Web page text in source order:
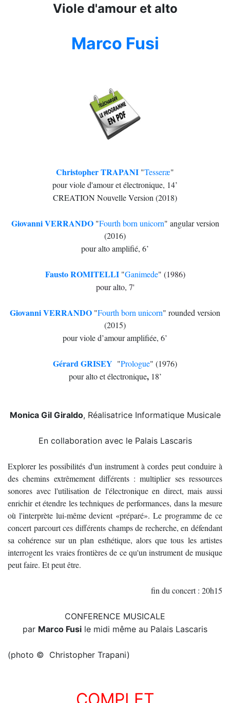
Viole d'amour et alto
Marco Fusi
Christopher TRAPANI "Tesseræ"
pour viole d'amour et électronique, 14’
CREATION Nouvelle Version (2018)
Giovanni VERRANDO "Fourth born unicorn" angular version
(2016)
pour alto amplifié, 6’
Fausto ROMITELLI "Ganimede" (1986)
pour alto, 7'
Giovanni VERRANDO "Fourth born unicorn" rounded version
(2015)
pour viole d’amour amplifiée, 6’
Gérard GRISEY "Prologue" (1976)
pour alto et électronique, 18’
Monica Gil Giraldo, Réalisatrice Informatique Musicale
En collaboration avec le Palais Lascaris
Explorer les possibilités d'un instrument à cordes peut conduire à
des chemins extrêmement différents : multiplier ses ressources
sonores avec l'utilisation de l'électronique en direct, mais aussi
enrichir et étendre les techniques de performances, dans la mesure
où l'interprète lui-même devient «préparé». Le programme de ce
concert parcourt ces différents champs de recherche, en défendant
sa cohérence sur un plan esthétique, alors que tous les artistes
interrogent les vraies frontières de ce qu'un instrument de musique
peut faire. Et peut être.
fin du concert : 20h15
CONFERENCE MUSICALE
par Marco Fusi le midi même au Palais Lascaris
(photo © Christopher Trapani)
COMPLET